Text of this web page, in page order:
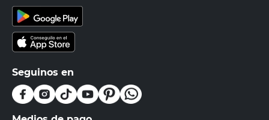
Seguinos en